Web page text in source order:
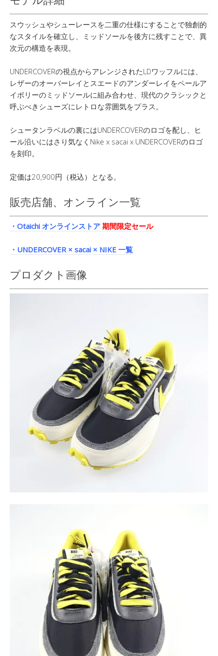
スウッシュやシューレースを二重の仕様にすることで独創的
なスタイルを確立し、ミッドソールを後方に残すことで、異
次元の構造を表現。
UNDERCOVERの視点からアレンジされたLDワッフルには、
レザーのオーバーレイとスエードのアンダーレイをペールア
イボリーのミッドソールに組み合わせ、現代のクラシックと
呼ぶべきシューズにレトロな雰囲気をプラス。
シュータンラベルの裏にはUNDERCOVERのロゴを配し、ヒ
ール沿いにはさり気なくNike x sacai x UNDERCOVERのロゴ
を刻印。
定価は20,900円（税込）となる。
販売店舗、オンライン一覧
・Otaichi オンラインストア 期間限定セール
・UNDERCOVER × sacai × NIKE 一覧
プロダクト画像